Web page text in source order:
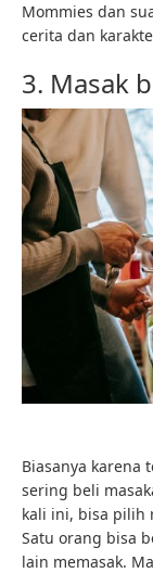
Mommies dan
cerita dan
3. Masak
Biasanya karena
sering beli
kali ini, bisa pilih
Satu orang bisa
lain memasak.